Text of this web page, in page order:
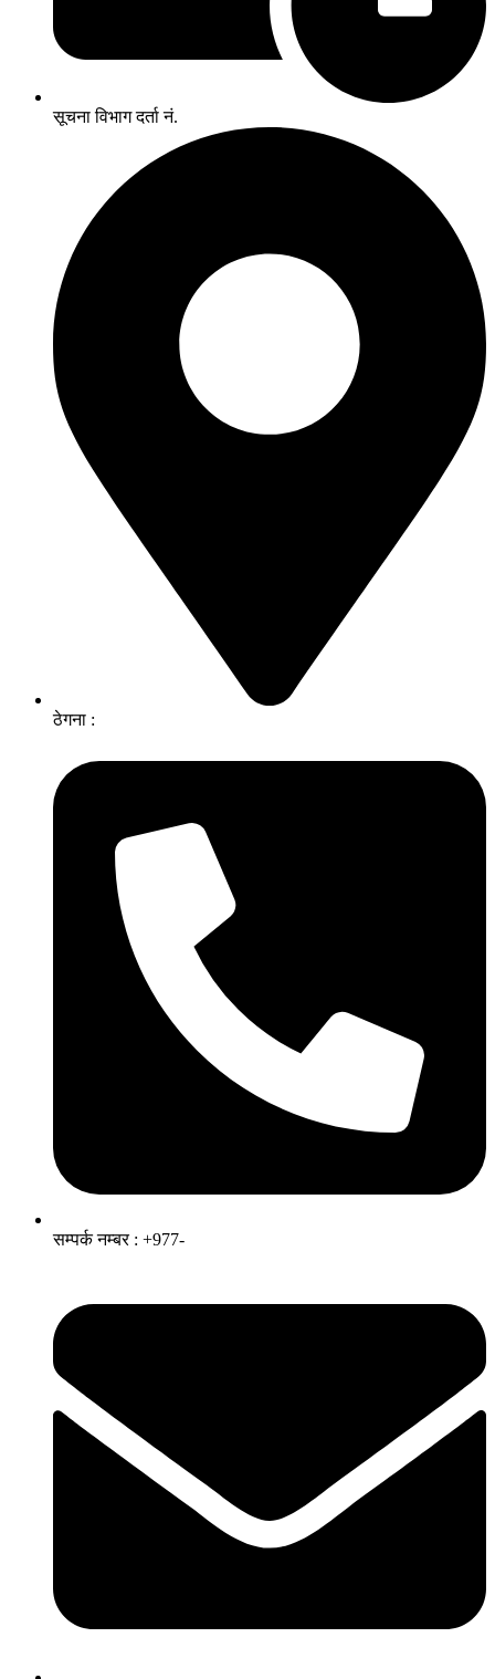
सूचना विभाग दर्ता नं.
ठेगना :
सम्पर्क नम्बर : +977-